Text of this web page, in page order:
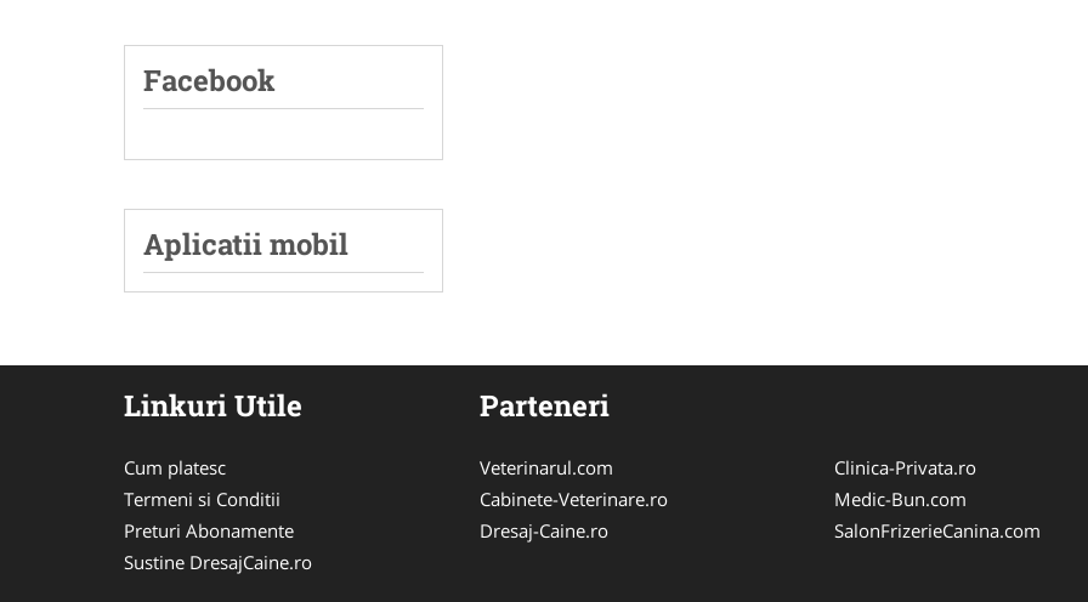
Facebook
Aplicatii mobil
Linkuri Utile
Cum platesc
Termeni si Conditii
Preturi Abonamente
Sustine DresajCaine.ro
Parteneri
Veterinarul.com
Cabinete-Veterinare.ro
Dresaj-Caine.ro
Clinica-Privata.ro
Medic-Bun.com
SalonFrizerieCanina.com